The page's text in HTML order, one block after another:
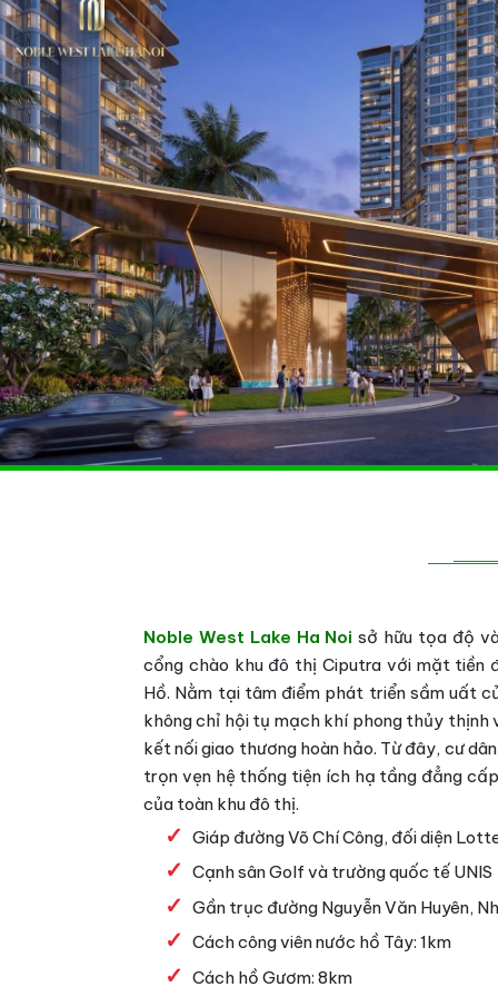
Noble West Lake Ha Noi sở hữu tọa độ
cổng chào khu đô thị Ciputra với mặt tiền
Hồ. Nằm tại tâm điểm phát triển sầm uất
không chỉ hội tụ mạch khí phong thủy thịnh
kết nối giao thương hoàn hảo. Từ đây, cư
trọn vẹn hệ thống tiện ích hạ tầng đẳng
của toàn khu đô thị.
Giáp đường Võ Chí Công, đối diện
Cạnh sân Golf và trường quốc tế UNIS
Gần trục đường Nguyễn Văn Huyên,
Cách công viên nước hồ Tây: 1km
Cách hồ Gươm: 8km